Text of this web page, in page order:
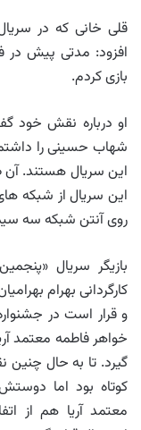
قلی خانی که در
افزود: مدتی پیش در
بازی کردم.
او درباره نقش خود
شهاب حسینی را
این سریال هستند.
این سریال از شبکه
روی آنتن شبکه سه
بازیگر سریال
کارگردانی بهرام
و قرار است در
خواهر فاطمه معتمد
گیرد. تا به حال چنین
کوتاه بود اما
معتمد آریا هم از